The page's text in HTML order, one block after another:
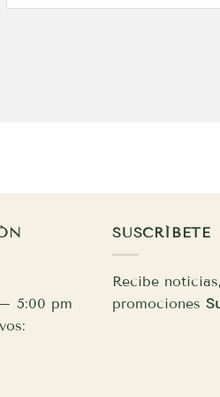
5:00 pm
SUSCRÍBETE
Recibe
promociones